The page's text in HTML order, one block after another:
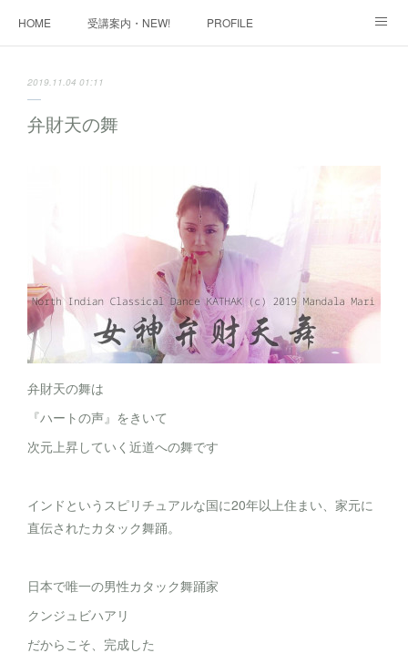
HOME 受講案内・NEW! PROFILE
2019.11.04 01:11
弁財天の舞
弁財天の舞は
『ハートの声』をきいて
次元上昇していく近道への舞です
インドというスピリチュアルな国に20年以上住まい、家元に
直伝されたカタック舞踊。
日本で唯一の男性カタック舞踊家
クンジュビハアリ
だからこそ、完成した